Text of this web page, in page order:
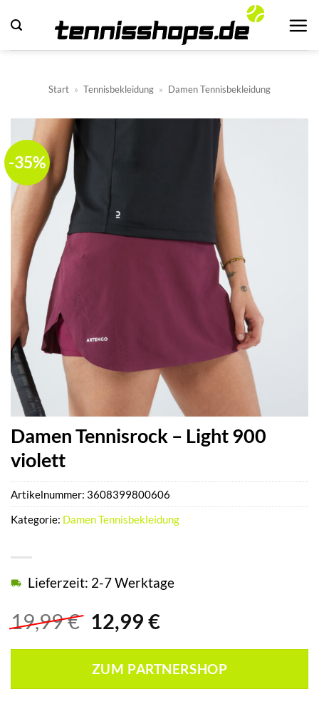
Inhalt
springen
Start » Tennisbekleidung » Damen Tennisbekleidung
-35%
Damen Tennisrock – Light 900
violett
19,99€ Ursprünglicher
war:
19,99 €
12,99 €Aktueller
ist:
12,99 €.
Lieferzeit: 2-7 Werktage
ZUM PARTNERSHOP
Artikelnummer: 3608399800606
Kategorie: Damen Tennisbekleidung